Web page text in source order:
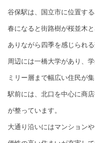
谷保駅は、国立市に位置す
春になると街路樹が桜並木
ありながら四季を感じられ
周辺には一橋大学があり、
ミリー層まで幅広い住民が
駅前には、北口を中心に商
が整っています。
大通り沿いにはマンション